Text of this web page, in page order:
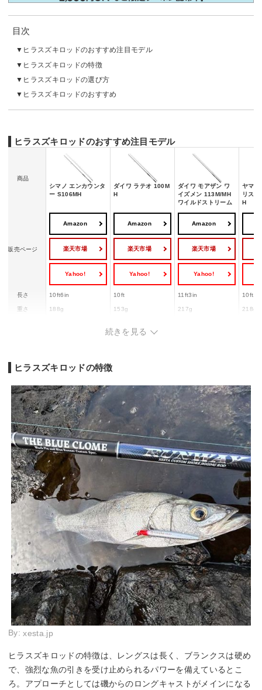
目次
ヒラスズキロッドのおすすめ注目モデル
ヒラスズキロッドの特徴
ヒラスズキロッドの選び方
ヒラスズキロッドのおすすめ
ヒラスズキロッドのおすすめ注目モデル
商品
シマノ エンカウンタ
ー S106MH
ダイワ ラテオ 100M
H
ダイワ モアザン ワ
イズメン 113M/MH
ワイルドストリーム
ヤマガ
リス
H
販売ページ
Amazon
楽天市場
Yahoo!
Amazon
楽天市場
Yahoo!
Amazon
楽天市場
Yahoo!
長さ 10ft6in 10ft 11ft3in
重さ 188g 153g 217g 218g
適合PEライン 1〜2.5号
続きを見る
ヒラスズキロッドの特徴
By:xesta.jp
ヒラスズキロッドの特徴は、レングスは長く、ブランクスは硬め
で、強烈な魚の引きを受け止められるパワーを備えているとこ
ろ。アプローチとしては磯からのロングキャストがメインになる